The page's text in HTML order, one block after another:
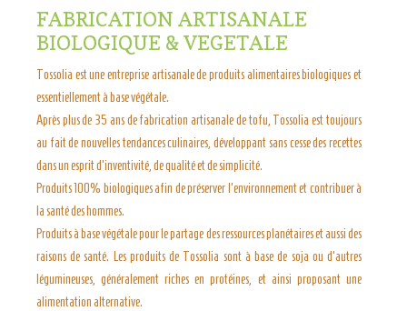
FABRICATION ARTISANALE
BIOLOGIQUE & VEGETALE
Tossolia est une entreprise artisanale de produits alimentaires biologiques et
essentiellement à base végétale.
Après plus de 35 ans de fabrication artisanale de tofu, Tossolia est toujours
au fait de nouvelles tendances culinaires, développant sans cesse des recettes
dans un esprit d’inventivité, de qualité et de simplicité.
Produits 100% biologiques afin de préserver l’environnement et contribuer à
la santé des hommes.
Produits à base végétale pour le partage des ressources planétaires et aussi des
raisons de santé. Les produits de Tossolia sont à base de soja ou d’autres
légumineuses, généralement riches en protéines, et ainsi proposant une
alimentation alternative.